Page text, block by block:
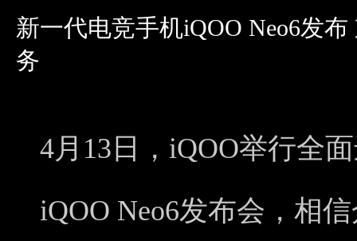
新一代电竞手机iQOO Neo6发
务
4月13日，iQOO举行全
iQOO Neo6发布会，相